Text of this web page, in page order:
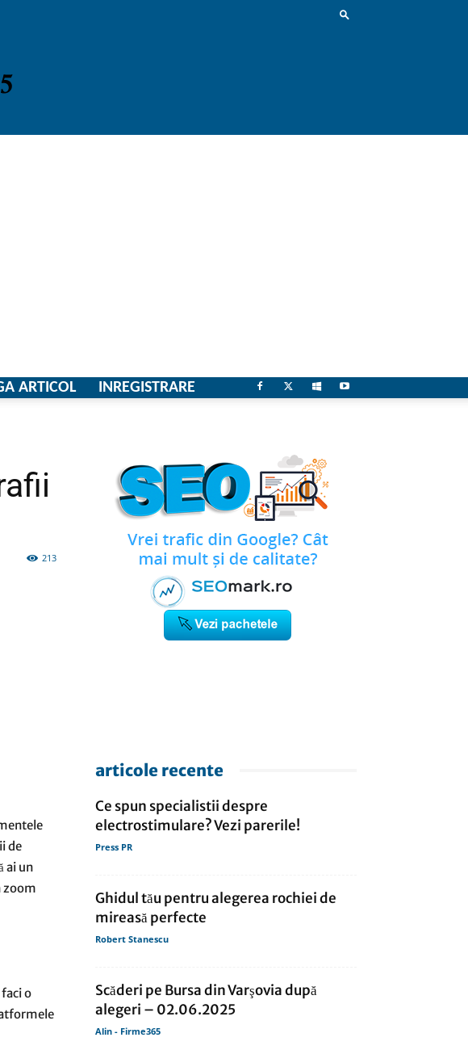
ARTICOL INREGISTRARE
213
de
ai un
zoom
o
articole recente
Ce spun specialistii despre
electrostimulare? Vezi parerile!
Press PR
Ghidul tău pentru alegerea rochiei de
mireasă perfecte
Robert Stanescu
Scăderi pe Bursa din Varşovia după
alegeri – 02.06.2025
Alin - Firme365